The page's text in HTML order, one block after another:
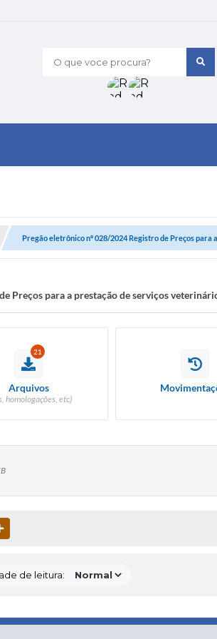
O que voce procura?
Pregão eletrônico nº 028/2024 Registro de Preços
Preços para a prestação de serviços
21
Arquivos
homologações, etc)
de leitura: